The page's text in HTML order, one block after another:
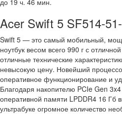
до 19 ч. 46 мин.
Acer Swift 5 SF514-
Swift 5 — это самый мобильный,
ноутбук весом всего 990 г с
отличные технические
невысокую цену. Новейший
оперативное функционирование и
Благодаря накопителю PCIe Gen
оперативной памяти LPDDR4 16 Гб
ультрабуке огромное количество